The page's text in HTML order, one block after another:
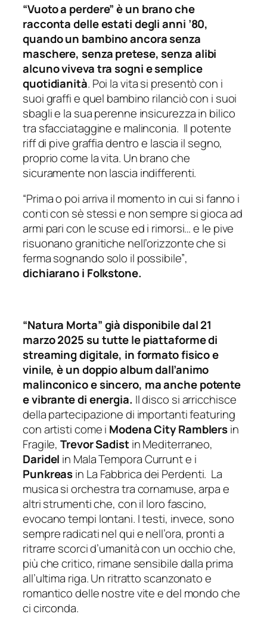
“Vuoto a perdere” è un brano che
racconta delle estati degli anni ’80,
quando un bambino ancora senza
maschere, senza pretese, senza alibi
alcuno viveva tra sogni e semplice
quotidianità. Poi la vita si presentò con i
suoi graffi e quel bambino rilanciò con i suoi
sbagli e la sua perenne insicurezza in bilico
tra sfacciataggine e malinconia. Il potente
riff di pive graffia dentro e lascia il segno,
proprio come la vita. Un brano che
sicuramente non lascia indifferenti.
“Prima o poi arriva il momento in cui si fanno i
conti con sè stessi e non sempre si gioca ad
armi pari con le scuse ed i rimorsi… e le pive
risuonano granitiche nell’orizzonte che si
ferma sognando solo il possibile”,
dichiarano i Folkstone.
“Natura Morta” già disponibile dal 21
marzo 2025 su tutte le piattaforme di
streaming digitale, in formato fisico e
vinile, è un doppio album dall’animo
malinconico e sincero, ma anche potente
e vibrante di energia. Il disco si arricchisce
della partecipazione di importanti featuring
con artisti come i Modena City Ramblersin
Fragile,Trevor SadistinMediterraneo,
Daridel in Mala Tempora Currunte i
Punkreasin La Fabbrica dei Perdenti. La
musica si orchestra tra cornamuse, arpa e
altri strumenti che, con il loro fascino,
evocano tempi lontani. I testi, invece, sono
sempre radicati nel qui e nell’ora, pronti a
ritrarre scorci d’umanità con un occhio che,
più che critico, rimane sensibile dalla prima
all’ultima riga. Un ritratto scanzonato e
romantico delle nostre vite e del mondo che
ci circonda.